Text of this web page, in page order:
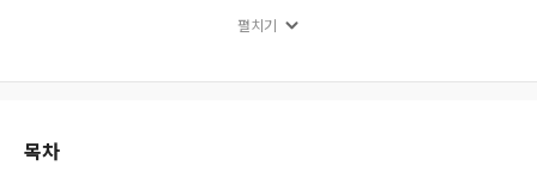
e Hyacinth Garden scene in The Waste Land to that of the Rose Garden in “Bur
a new understanding after the opening of Eliot’s letters to Emily Hale from the
펼치기
목차